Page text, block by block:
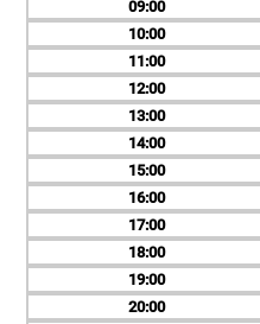
09
10
11
12
13
14
15
16
17
18
19
20